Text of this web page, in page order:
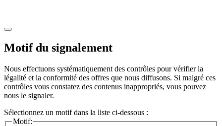
Motif du signalement
Nous effectuons systématiquement des contrôles pour vérifier la
légalité et la conformité des offres que nous diffusons. Si malgré ces
contrôles vous constatez des contenus inappropriés, vous pouvez
nous le signaler.
Sélectionnez un motif dans la liste ci-dessous :
Motif: